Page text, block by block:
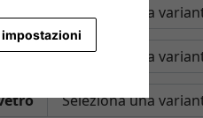
impostazioni